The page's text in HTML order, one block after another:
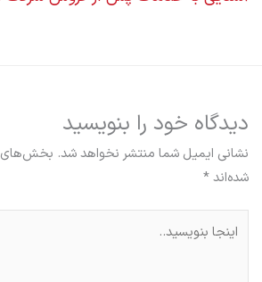
دیدگاه‌ خود را بنویسید
نشانی ایمیل شما منتشر نخواهد شد. بخش‌های
شده‌اند*
بنویسید..